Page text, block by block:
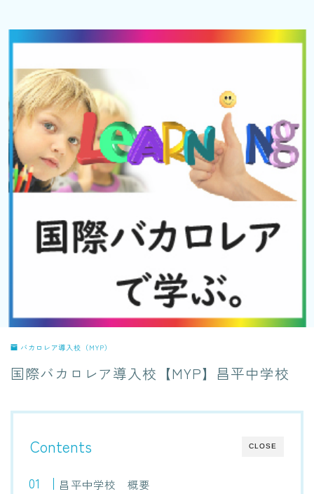
バカロレア導入校（MYP）
国際バカロレア導入校【MYP】昌平中学校
CLOSE
Contents
昌平中学校 概要